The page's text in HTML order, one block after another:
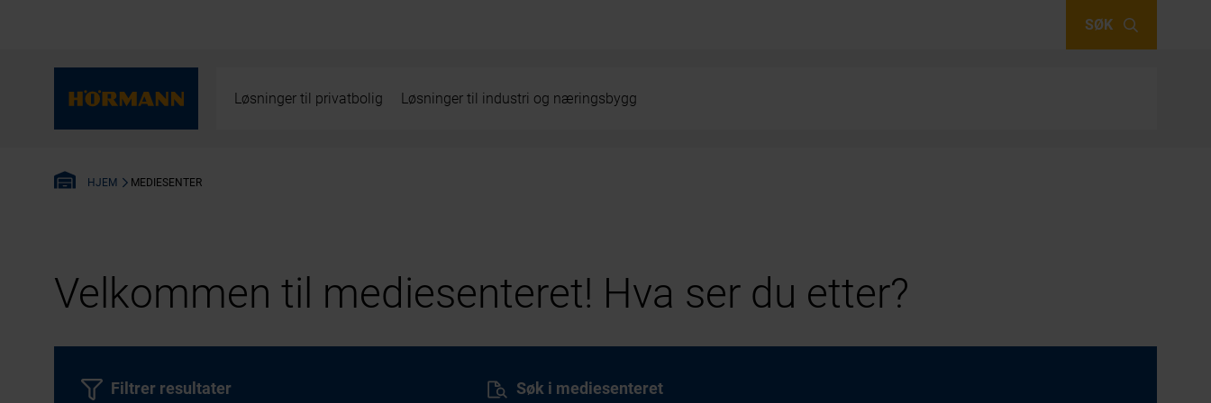
SØK
Løsninger til privatbolig Løsninger til industri og næringsbygg
HJEM MEDIESENTER
Velkommen til mediesenteret! Hva ser du etter?
Søk i mediesenteret
Filtrer resultater